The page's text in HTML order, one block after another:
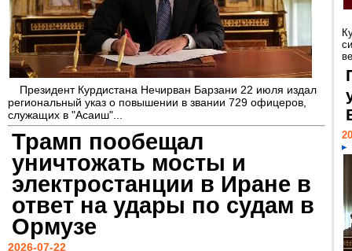
Президент Курдистана Нечирван Барзани 22 июля издал
региональный указ о повышении в звании 729 офицеров,
служащих в "Асаиш"...
Трамп пообещал
уничтожать мосты и
электростанции в Иране в
ответ на удары по судам в
Ормузе
2026-07-22